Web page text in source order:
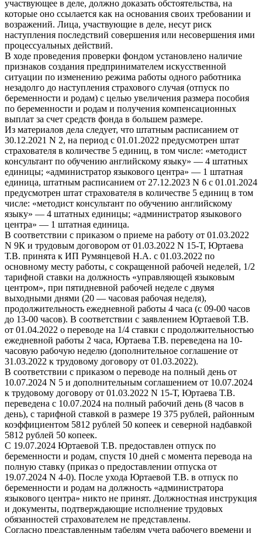
участвующее в деле, должно доказать обстоятельства, на
которые оно ссылается как на основания своих требовании и
возражений. Лица, участвующие в деле, несут риск
наступления последствий совершения или несовершения ими
процессуальных действий.
В ходе проведения проверки фондом установлено наличие
признаков создания предпринимателем искусственной
ситуации по изменению режима работы одного работника
незадолго до наступления страхового случая (отпуск по
беременности и родам) с целью увеличения размера пособия
по беременности и родам и получения компенсационных
выплат за счет средств фонда в большем размере.
Из материалов дела следует, что штатным расписанием от
30.12.2021 N 2, на период с 01.01.2022 предусмотрен штат
страхователя в количестве 5 единиц, в том числе: «методист
консультант по обучению английскому языку» — 4 штатных
единицы; «администратор языкового центра» — 1 штатная
единица, штатным расписанием от 27.12.2023 N 6 с 01.01.2024
предусмотрен штат страхователя в количестве 5 единиц в том
числе: «методист консультант по обучению английскому
языку» — 4 штатных единицы; «администратор языкового
центра» — 1 штатная единица.
В соответствии с приказом о приеме на работу от 01.03.2022
N 9К и трудовым договором от 01.03.2022 N 15-Т, Юртаева
Т.В. принята к ИП Румянцевой Н.А. с 01.03.2022 по
основному месту работы, с сокращенной рабочей неделей, 1/2
тарифной ставки на должность «управляющей языковым
центром», при пятидневной рабочей неделе с двумя
выходными днями (20 — часовая рабочая неделя),
продолжительность ежедневной работы 4 часа (с 09-00 часов
до 13-00 часов). В соответствии с заявлением Юртаевой Т.В.
от 01.04.2022 о переводе на 1/4 ставки с продолжительностью
ежедневной работы 2 часа, Юртаева Т.В. переведена на 10-
часовую рабочую неделю (дополнительное соглашение от
31.03.2022 к трудовому договору от 01.03.2022).
В соответствии с приказом о переводе на полный день от
10.07.2024 N 5 и дополнительным соглашением от 10.07.2024
к трудовому договору от 01.03.2022 N 15-Т, Юртаева Т.В.
переведена с 10.07.2024 на полный рабочий день (8 часов в
день), с тарифной ставкой в размере 19 375 рублей, районным
коэффициентом 5812 рублей 50 копеек и северной надбавкой
5812 рублей 50 копеек.
С 19.07.2024 Юртаевой Т.В. предоставлен отпуск по
беременности и родам, спустя 10 дней с момента перевода на
полную ставку (приказ о предоставлении отпуска от
19.07.2024 N 4-0). После ухода Юртаевой Т.В. в отпуск по
беременности и родам на должность «администратора
языкового центра» никто не принят. Должностная инструкция
и документы, подтверждающие исполнение трудовых
обязанностей страхователем не представлены.
Согласно представленным табелям учета рабочего времени и